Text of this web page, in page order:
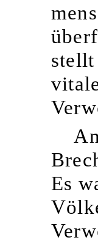
stellt
Es